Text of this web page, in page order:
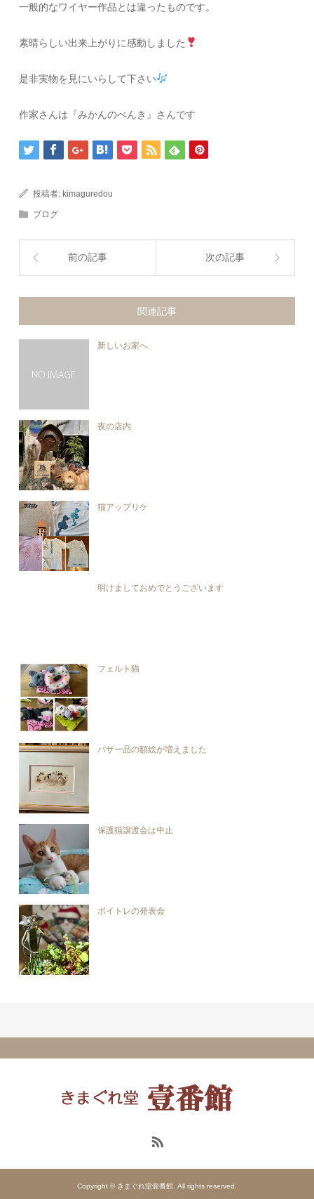
一般的なワイヤー作品とは違ったものです。
素晴らしい出来上がりに感動しました
是非実物を見にいらして下さい
作家さんは『みかんのぺんき』さんです
投稿者:kimaguredou
ブログ
前の記事 次の記事
関連記事
新しいお家へ
夜の店内
猫アップリケ
明けましておめでとうございます
フェルト猫
バザー品の額絵が増えました
保護猫譲渡会は中止
ボイトレの発表会
Copyright © きまぐれ堂壹番館. All rights reserved.